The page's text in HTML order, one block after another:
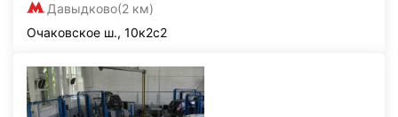
Давыдково(2 км)
Очаковское ш., 10к2с2